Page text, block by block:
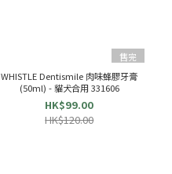
售完
WHISTLE Dentismile 肉味蜂膠牙膏
(50ml) - 貓犬合用 331606
HK$99.00
HK$120.00